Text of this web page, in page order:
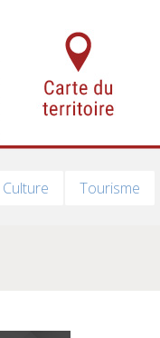
Culture
Tourisme